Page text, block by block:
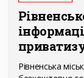
Рівненська